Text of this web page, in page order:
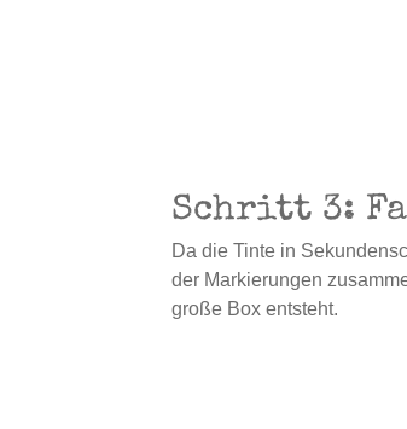
Schritt 3:
Da die Tinte in
der Markierungen
große Box entsteht.